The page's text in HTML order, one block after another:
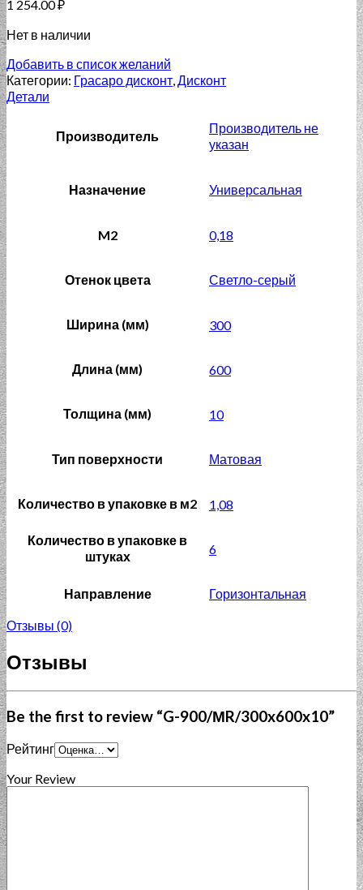
1 254.00₽
Нет в наличии
Добавить в список желаний
Категории: Грасаро дисконт,Дисконт
Детали
Производитель
Производитель не
указан
Назначение Универсальная
M2 0,18
Отенок цвета Светло-серый
Ширина (мм) 300
Длина (мм) 600
Толщина (мм) 10
Тип поверхности Матовая
Количество в упаковке в м2 1,08
Количество в упаковке в
штуках
6
Направление Горизонтальная
Отзывы (0)
Отзывы
Be the first to review “G-900/МR/300x600x10”
Рейтинг
Your Review